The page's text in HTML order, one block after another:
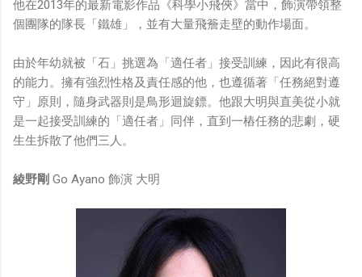
他在2013年的最新電影作品《科學小飛俠》當中，飾演帶領整
個團隊的隊長「鐵雄」，並有大量飛簷走壁的動作場面。
由於年幼就被「石」挑選為「適任者」接受訓練，因此有很高
的能力。擁有強烈性格及責任感的他，也遵循著「任務絕對遵
守」原則，隨身武器則是鳥形迴旋鏢。他跟大明與直美從小就
是一起接受訓練的「適任者」同伴，直到一樁任務的悲劇，硬
生生拆散了他們三人。
綾野剛 Go Ayano 飾演 大明